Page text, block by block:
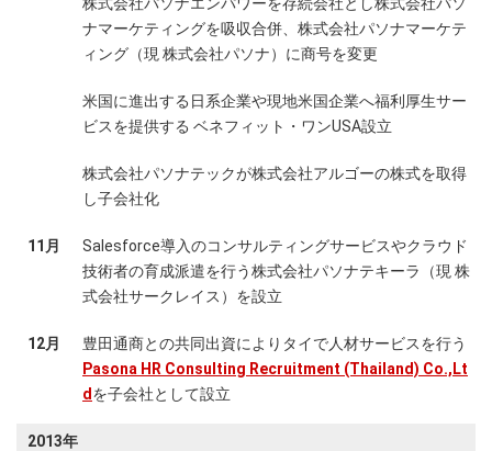
ナマーケティングを吸収合併、株式会社パソナマーケテ
ィング（現 株式会社パソナ）に商号を変更
米国に進出する日系企業や現地米国企業へ福利厚生サー
ビスを提供する ベネフィット・ワンUSA設立
株式会社パソナテックが株式会社アルゴーの株式を取得
し子会社化
11月
Salesforce導入のコンサルティングサービスやクラウド
技術者の育成派遣を行う株式会社パソナテキーラ（現 株
式会社サークレイス）を設立
12月
豊田通商との共同出資によりタイで人材サービスを行う
Pasona HR Consulting Recruitment (Thailand) Co.,Lt
d を子会社として設立
2013年